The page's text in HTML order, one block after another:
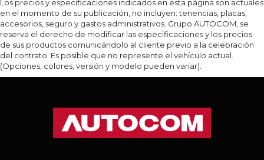
Los precios y especificaciones indicados en esta página son actuales
en el momento de su publicación, no incluyen: tenencias, placas,
accesorios, seguro y gastos administrativos. Grupo AUTOCOM, se
reserva el derecho de modificar las especificaciones y los precios
de sus productos comunicándolo al cliente previo a la celebración
del contrato. Es posible que no represente el vehículo actual.
(Opciones, colores, versión y modelo pueden variar).